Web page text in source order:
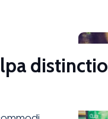
distinctio